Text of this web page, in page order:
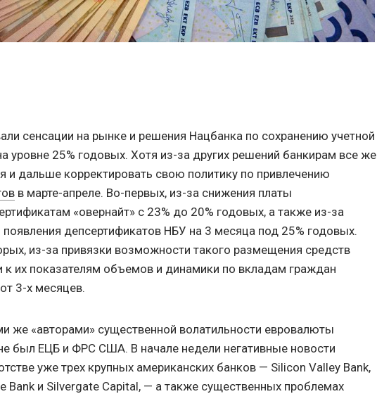
сенсации на рынке и решения Нацбанка по сохранению учетной
уровне 25% годовых. Хотя из-за других решений банкирам все же
и дальше корректировать свою политику по привлечению
в марте-апреле. Во-первых, из-за снижения платы
«овернайт» с 23% до 20% годовых, а также из-за
появления депсертификатов НБУ на 3 месяца под 25% годовых.
из-за привязки возможности такого размещения средств
к их показателям объемов и динамики по вкладам граждан
3-х месяцев.
же «авторами» существенной волатильности евровалюты
был ЕЦБ и ФРС США. В начале недели негативные новости
уже трех крупных американских банков — Silicon Valley Bank,
Bank и Silvergate Capital, — а также существенных проблемах